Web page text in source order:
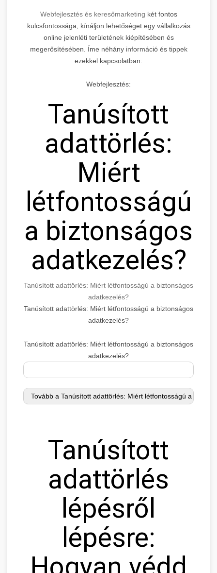
Webfejlesztés és keresőmarketing két fontos
kulcsfontossága, kínáljon lehetőséget egy vállalkozás
online jelenléti területének kiépítésében és
megerősítésében. Íme néhány információ és tippek
ezekkel kapcsolatban:
Webfejlesztés:
Tanúsított
adattörlés:
Miért
létfontosságú
a biztonságos
adatkezelés?
Tanúsított adattörlés: Miért létfontosságú a biztonságos
adatkezelés?
Tanúsított adattörlés: Miért létfontosságú a biztonságos
adatkezelés?
Tanúsított adattörlés: Miért létfontosságú a biztonságos
adatkezelés?
Tanúsított
adattörlés
lépésről
lépésre:
Hogyan védd